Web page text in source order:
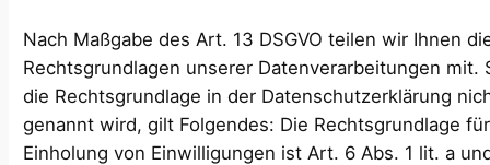
Nach Maßgabe des Art. 13 DSGVO teilen wir Ihnen
Rechtsgrundlagen unserer Datenverarbeitungen mit.
die Rechtsgrundlage in der Datenschutzerklärung
genannt wird, gilt Folgendes: Die Rechtsgrundlage
Einholung von Einwilligungen ist Art. 6 Abs. 1 lit. a